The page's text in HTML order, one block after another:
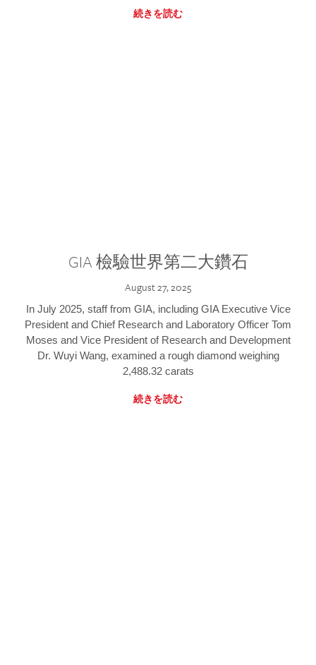
続きを読む
GIA 檢驗世界第二大鑽石
August 27, 2025
In July 2025, staff from GIA, including GIA Executive Vice
President and Chief Research and Laboratory Officer Tom
Moses and Vice President of Research and Development
Dr. Wuyi Wang, examined a rough diamond weighing
2,488.32 carats
続きを読む